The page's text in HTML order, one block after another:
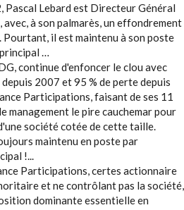
Pascal Lebard est Directeur Général
avec, à son palmarès, un effondrement
Pourtant, il est maintenu à son poste
…
continue d'enfoncer le clou avec
2007 et 95 % de perte depuis
Participations, faisant de ses 11
management le pire cauchemar pour
société cotée de cette taille.
maintenu en poste par
!...
Participations, certes actionnaire
et ne contrôlant pas la société,
dominante essentielle en